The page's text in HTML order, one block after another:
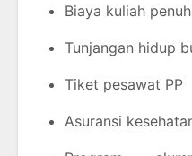
Biaya kuliah
Tunjangan hidup
Tiket pesawat PP
Asuransi